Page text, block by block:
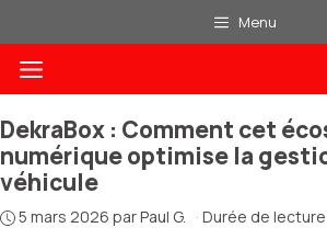
au
contenu
Menu
Menu
DekraBox : Comment cet
numérique optimise la
véhicule
5 mars 2026 parPaul G. · Durée de